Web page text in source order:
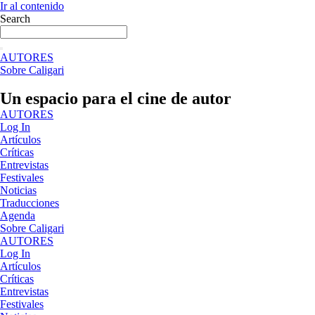
Ir al contenido
Search
AUTORES
Sobre Caligari
Un espacio para el cine de autor
AUTORES
Log In
Artículos
Críticas
Entrevistas
Festivales
Noticias
Traducciones
Agenda
Sobre Caligari
AUTORES
Log In
Artículos
Críticas
Entrevistas
Festivales